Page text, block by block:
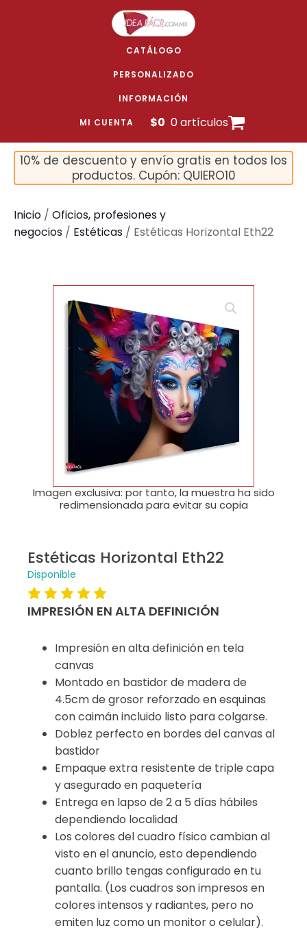
CATÁLOGO
PERSONALIZADO
INFORMACIÓN
MI CUENTA $0 0 artículos
10% de descuento y envío gratis en todos los
productos. Cupón: QUIERO10
Inicio / Oficios, profesiones y
negocios / Estéticas / Estéticas Horizontal Eth22
🔍
Imagen exclusiva: por tanto, la muestra ha sido
redimensionada para evitar su copia
Estéticas Horizontal Eth22
Disponible
IMPRESIÓN EN ALTA DEFINICIÓN
Impresión en alta definición en tela
canvas
Montado en bastidor de madera de
4.5cm de grosor reforzado en esquinas
con caimán incluido listo para colgarse.
Doblez perfecto en bordes del canvas al
bastidor
Empaque extra resistente de triple capa
y asegurado en paquetería
Entrega en lapso de 2 a 5 días hábiles
dependiendo localidad
Los colores del cuadro físico cambian al
visto en el anuncio, esto dependiendo
cuanto brillo tengas configurado en tu
pantalla. (Los cuadros son impresos en
colores intensos y radiantes, pero no
emiten luz como un monitor o celular).